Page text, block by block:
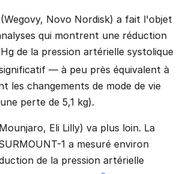
Novo Nordisk) a fait l'objet
qui montrent une réduction
de la pression artérielle systolique
— à peu près équivalent à
les changements de mode de vie
perte de 5,1 kg).
Eli Lilly) va plus loin. La
1 a mesuré environ
de la pression artérielle